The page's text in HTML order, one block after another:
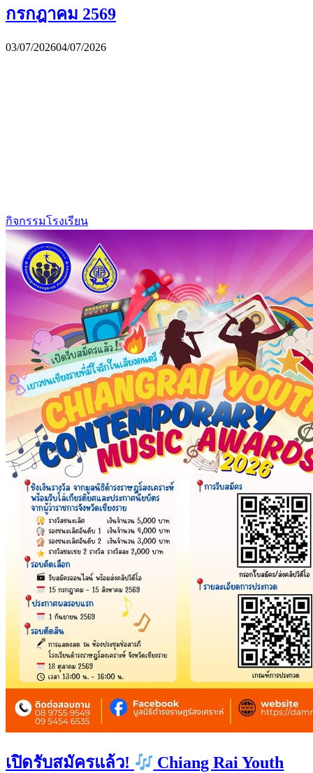
กรกฎาคม 2569
03/07/202604/07/2026
กิจกรรมโรงเรียน
เปิดรับสมัครแล้ว!
Chiang Rai Youth